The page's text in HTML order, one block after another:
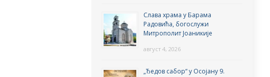
Слава храма у Барама
Радовића, богослужи
Митрополит Јоаникије
август 4, 2026
„Ђедов сабор“ у Осојану 9.